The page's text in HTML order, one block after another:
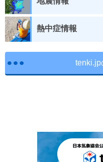
熱中症情報
tenki.jp